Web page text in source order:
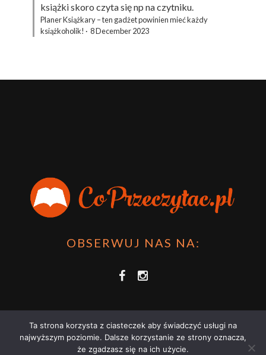
książki skoro czyta się np na czytniku.
Planer Książkary – ten gadżet powinien mieć każdy
książkoholik! · 8 December 2023
OBSERWUJ NAS NA:
Ta strona korzysta z ciasteczek aby świadczyć usługi na
najwyższym poziomie. Dalsze korzystanie ze strony oznacza,
że zgadzasz się na ich użycie.